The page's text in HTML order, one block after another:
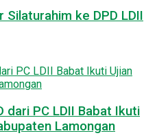
Silaturahim ke DPD LDII
dari PC LDII Babat Ikuti
Lamongan